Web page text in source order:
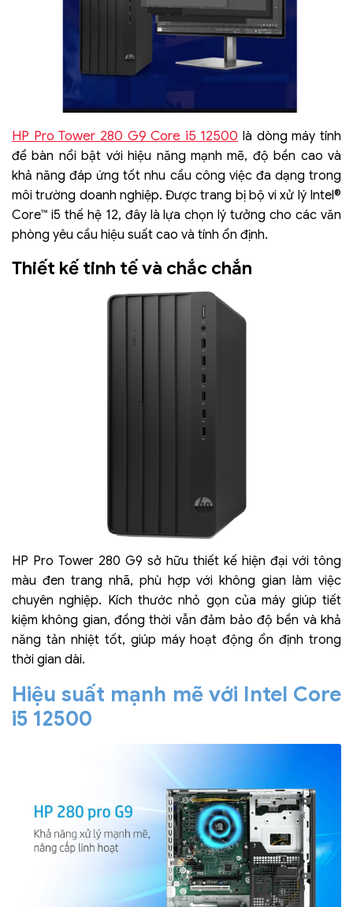
HP Pro Tower 280 G9 Core i5 12500 là dòng máy tính
để bàn nổi bật với hiệu năng mạnh mẽ, độ bền cao và
khả năng đáp ứng tốt nhu cầu công việc đa dạng trong
môi trường doanh nghiệp. Được trang bị bộ vi xử lý Intel®
Core™ i5 thế hệ 12, đây là lựa chọn lý tưởng cho các văn
phòng yêu cầu hiệu suất cao và tính ổn định.
Thiết kế tinh tế và chắc chắn
HP Pro Tower 280 G9 sở hữu thiết kế hiện đại với tông
màu đen trang nhã, phù hợp với không gian làm việc
chuyên nghiệp. Kích thước nhỏ gọn của máy giúp tiết
kiệm không gian, đồng thời vẫn đảm bảo độ bền và khả
năng tản nhiệt tốt, giúp máy hoạt động ổn định trong
thời gian dài.
Hiệu suất mạnh mẽ với Intel Core
i5 12500